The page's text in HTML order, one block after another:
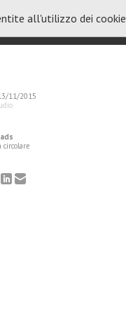
all'utilizzo dei cookie
11/2015
circolare